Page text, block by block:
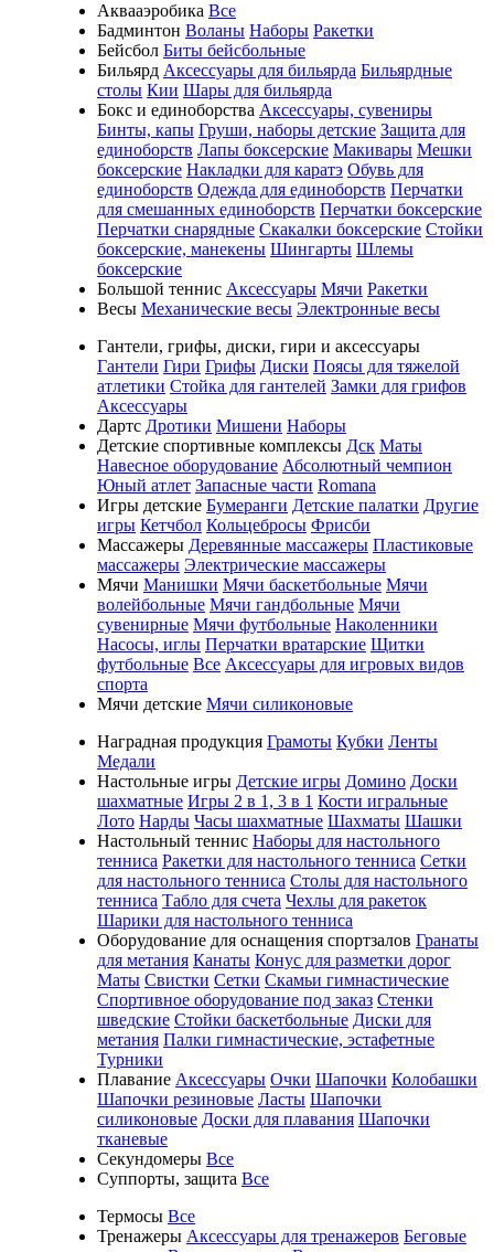
Аквааэробика Все
Бадминтон Воланы Наборы Ракетки
Бейсбол Биты бейсбольные
Бильярд Аксессуары для бильярда Бильярдные
столы Кии Шары для бильярда
Бокс и единоборства Аксессуары, сувениры
Бинты, капы Груши, наборы детские Защита для
единоборств Лапы боксерские Макивары Мешки
боксерские Накладки для каратэ Обувь для
единоборств Одежда для единоборств Перчатки
для смешанных единоборств Перчатки боксерские
Перчатки снарядные Скакалки боксерские Стойки
боксерские, манекены Шингарты Шлемы
боксерские
Большой теннис Аксессуары Мячи Ракетки
Весы Механические весы Электронные весы
Гантели, грифы, диски, гири и аксессуары
Гантели Гири Грифы Диски Поясы для тяжелой
атлетики Стойка для гантелей Замки для грифов
Аксессуары
Дартс Дротики Мишени Наборы
Детские спортивные комплексы Дск Маты
Навесное оборудование Абсолютный чемпион
Юный атлет Запасные части Romana
Игры детские Бумеранги Детские палатки Другие
игры Кетчбол Кольцебросы Фрисби
Массажеры Деревянные массажеры Пластиковые
массажеры Электрические массажеры
Мячи Манишки Мячи баскетбольные Мячи
волейбольные Мячи гандбольные Мячи
сувенирные Мячи футбольные Наколенники
Насосы, иглы Перчатки вратарские Щитки
футбольные Все Аксессуары для игровых видов
спорта
Мячи детские Мячи силиконовые
Наградная продукция Грамоты Кубки Ленты
Медали
Настольные игры Детские игры Домино Доски
шахматные Игры 2 в 1, 3 в 1 Кости игральные
Лото Нарды Часы шахматные Шахматы Шашки
Настольный теннис Наборы для настольного
тенниса Ракетки для настольного тенниса Сетки
для настольного тенниса Столы для настольного
тенниса Табло для счета Чехлы для ракеток
Шарики для настольного тенниса
Оборудование для оснащения спортзалов Гранаты
для метания Канаты Конус для разметки дорог
Маты Свистки Сетки Скамьи гимнастические
Спортивное оборудование под заказ Стенки
шведские Стойки баскетбольные Диски для
метания Палки гимнастические, эстафетные
Турники
Плавание Аксессуары Очки Шапочки Колобашки
Шапочки резиновые Ласты Шапочки
силиконовые Доски для плавания Шапочки
тканевые
Секундомеры Все
Суппорты, защита Все
Термосы Все
Тренажеры Аксессуары для тренажеров Беговые